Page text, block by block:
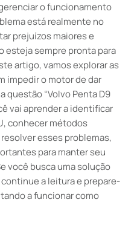
o funcionamento
está realmente no
prejuízos maiores e
esteja sempre pronta para
artigo, vamos explorar as
impedir o motor de dar
questão “Volvo Penta D9
vai aprender a identificar
conhecer métodos
esses problemas,
para manter seu
você busca uma solução
a leitura e prepare-
a funcionar como